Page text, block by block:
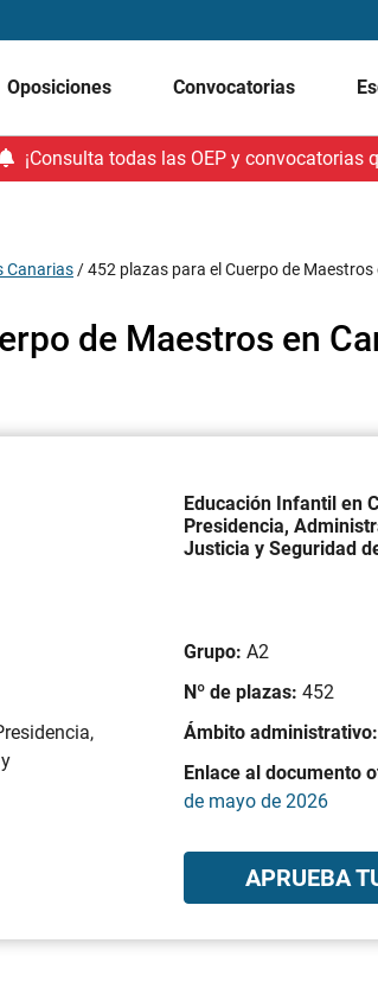
Oposiciones Convocatorias
¡Consulta todas las OEP y convocatorias
Canarias /452 plazas para el Cuerpo de Maestros
de Maestros en
Educación Infantil en
Presidencia,
Justicia y Seguridad
Grupo: A2
Nº de plazas: 452
Ámbito administrativo:
Enlace al documento
de mayo de 2026
APRUEBA